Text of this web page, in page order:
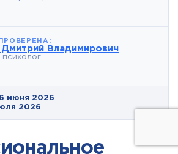
Владимирович
6 июня 2026
2026